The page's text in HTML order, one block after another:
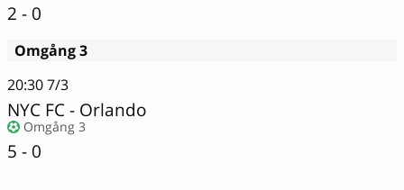
2 - 0
Omgång 3
20:307/3
NYC FC- Orlando
Omgång 3
5 - 0